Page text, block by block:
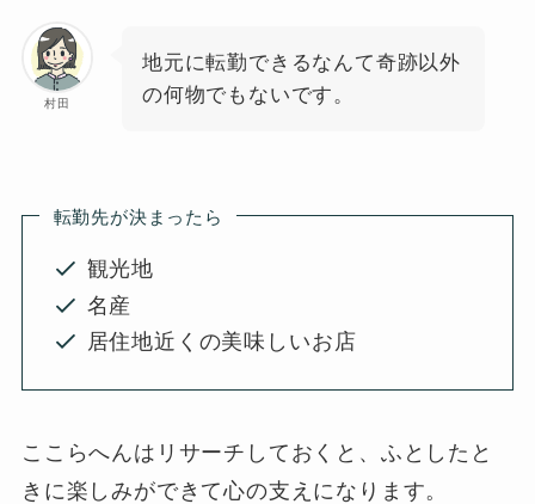
村田
地元に転勤できるなんて奇跡以外
の何物でもないです。
転勤先が決まったら
観光地
名産
居住地近くの美味しいお店
ここらへんはリサーチしておくと、ふとしたと
きに楽しみができて心の支えになります。